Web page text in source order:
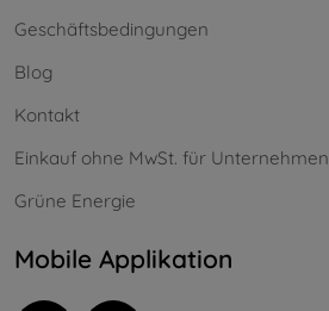
Geschäftsbedingungen
Blog
Kontakt
Einkauf ohne MwSt. für Unternehmen
Grüne Energie
Mobile Applikation